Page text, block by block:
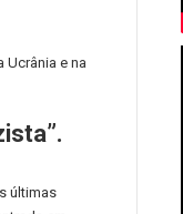
e na
últimas